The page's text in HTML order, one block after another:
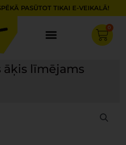
PASŪTOT TIKAI E-VEIKALĀ!
0
Cart
āķis līmējams